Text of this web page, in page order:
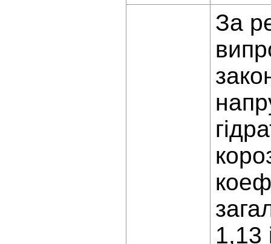
За
1,13